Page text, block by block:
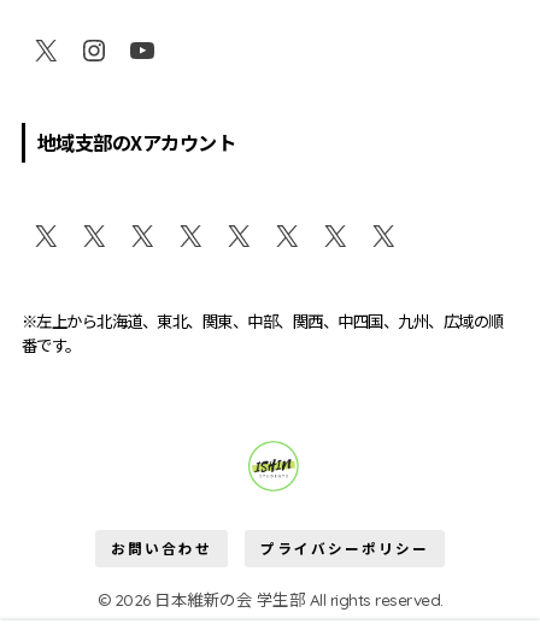
地域支部のXアカウント
※左上から北海道、東北、関東、中部、関西、中四国、九州、広域の順
番です。
お問い合わせ プライバシーポリシー
© 2026 日本維新の会 学生部 All rights reserved.